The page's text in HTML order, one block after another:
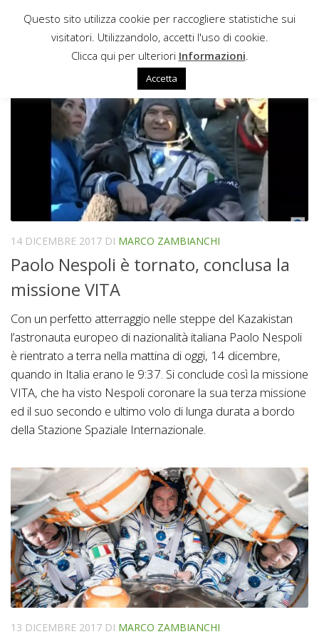
Sotto il contenuto
14 DICEMBRE 2017 DI MARCO ZAMBIANCHI
Paolo Nespoli è tornato, conclusa la
missione VITA
Con un perfetto atterraggio nelle steppe del Kazakistan
l’astronauta europeo di nazionalità italiana Paolo Nespoli
è rientrato a terra nella mattina di oggi, 14 dicembre,
quando in Italia erano le 9:37. Si conclude così la missione
VITA, che ha visto Nespoli coronare la sua terza missione
ed il suo secondo e ultimo volo di lunga durata a bordo
della Stazione Spaziale Internazionale.
13 DICEMBRE 2017 DI MARCO ZAMBIANCHI
Questo sito utilizza cookie per raccogliere statistiche sui
visitatori. Utilizzandolo, accetti l'uso di cookie.
Clicca qui per ulteriori Informazioni
Accetta